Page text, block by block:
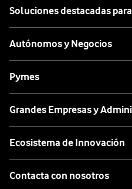
Soluciones destacadas
Autónomos y Negocios
Pymes
Grandes Empresas y
Ecosistema de Innovación
Contacta con nosotros